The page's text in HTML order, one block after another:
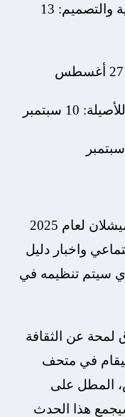
• مرشحو جائزة الهندسة المعمارية والتصميم: 13
سبتمبر
سيتم الكشف عن اختيار مفاتيح ميشلان لعام 2025
واخبار دليل
سيتم تنظيمه في
لمحة عن الثقافة
في متحف
المطل على
هذا الحدث